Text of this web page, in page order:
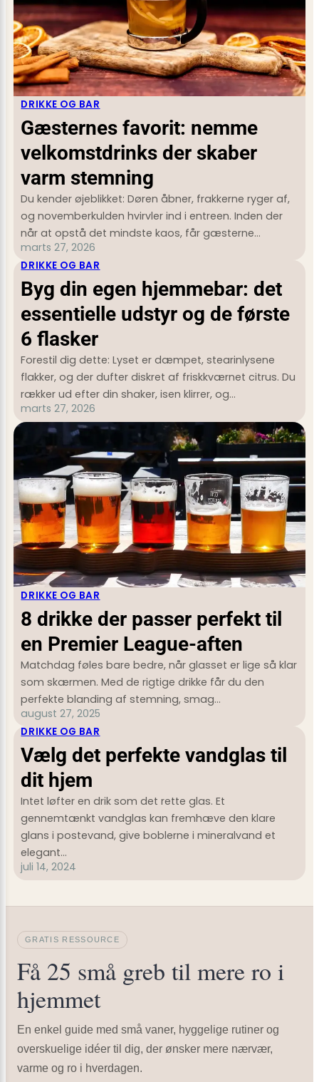
DRIKKE OG BAR
Gæsternes favorit: nemme
velkomstdrinks der skaber
varm stemning
Du kender øjeblikket: Døren åbner, frakkerne ryger af,
og novemberkulden hvirvler ind i entreen. Inden der
når at opstå det mindste kaos, får gæsterne…
marts 27, 2026
DRIKKE OG BAR
Byg din egen hjemmebar: det
essentielle udstyr og de første
6 flasker
Forestil dig dette: Lyset er dæmpet, stearinlysene
flakker, og der dufter diskret af friskkværnet citrus. Du
rækker ud efter din shaker, isen klirrer, og…
marts 27, 2026
DRIKKE OG BAR
8 drikke der passer perfekt til
en Premier League-aften
Matchdag føles bare bedre, når glasset er lige så klar
som skærmen. Med de rigtige drikke får du den
perfekte blanding af stemning, smag…
august 27, 2025
DRIKKE OG BAR
Vælg det perfekte vandglas til
dit hjem
Intet løfter en drik som det rette glas. Et
gennemtænkt vandglas kan fremhæve den klare
glans i postevand, give boblerne i mineralvand et
elegant…
juli 14, 2024
GRATIS RESSOURCE
Få 25 små greb til mere ro i
hjemmet
En enkel guide med små vaner, hyggelige rutiner og
overskuelige idéer til dig, der ønsker mere nærvær,
varme og ro i hverdagen.